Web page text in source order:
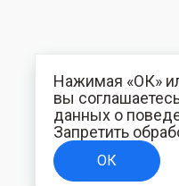
Нажимая «ОК»
вы
данных о
Запретить
ОК